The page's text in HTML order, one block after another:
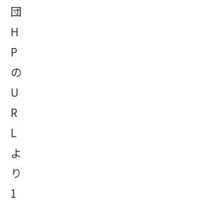
団
H
P
の
U
R
L
よ
り
1